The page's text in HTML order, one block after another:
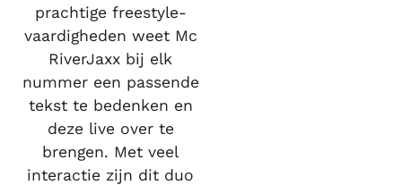
prachtige freestyle-
vaardigheden weet Mc
RiverJaxx bij elk
nummer een passende
tekst te bedenken en
deze live over te
brengen. Met veel
interactie zijn dit duo